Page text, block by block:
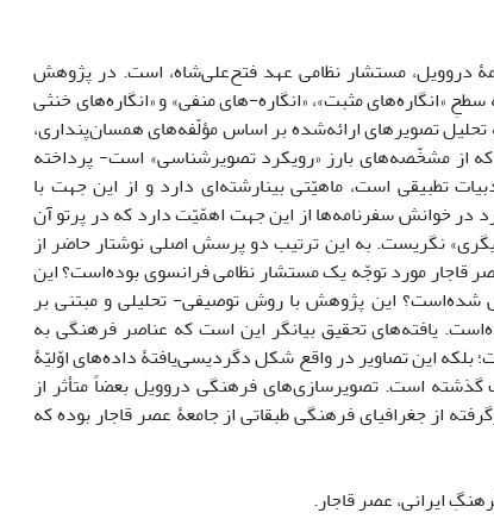
دروویل، مستشار نظامی عهد فتح‌‌علی‌شاه، است. در پژوهش
مثبت»، «انگاره-های منفی» و «انگاره‌های خنثی
تصویرهای ارائه‌شده بر اساس مؤلّفه‌های همسان‌پنداری،
از مشخّصه‌های بارز «رویکرد تصویرشناسی» است- پرداخته‌
تطبیقی است، ماهیّتی بینارشته‌ای دارد و از این جهت با
در خوانش سفرنامه‌ها از این جهت اهمّیّت دارد که در پرتو آن
نگریست. به این ترتیب دو پرسش اصلی نوشتار حاضر از
قاجار مورد توجّه یک مستشار نظامی فرانسوی بوده‌است؟ این
شده‌است؟ این پژوهش با روش توصیفی- تحلیلی و مبتنی بر
یافته‌های تحقیق بیانگر این است که عناصر فرهنگی به
بلکه این تصاویر در واقع شکل دگردیسی‌یافتۀ داده‌های اوّلیّۀ
گذشته است. تصویرسازی‌های فرهنگی دروویل بعضاً متأثر از
از جغرافیای فرهنگی طبقاتی از جامعۀ عصر قاجار بوده که
ایرانی، عصر قاجار.